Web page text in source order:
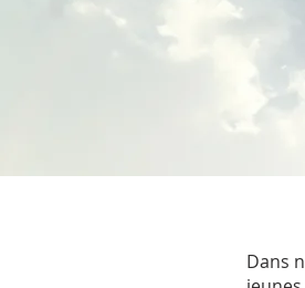
Dans